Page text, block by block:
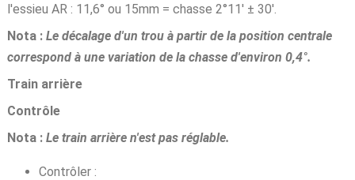
l'essieu AR : 11,6° ou 15mm = chasse 2°11' ± 30'.
Nota :Le décalage d'un trou à partir de la position centrale
correspond à une variation de la chasse d'environ 0,4°.
Train arrière
Contrôle
Nota : Le train arrière n'est pas réglable.
Contrôler :